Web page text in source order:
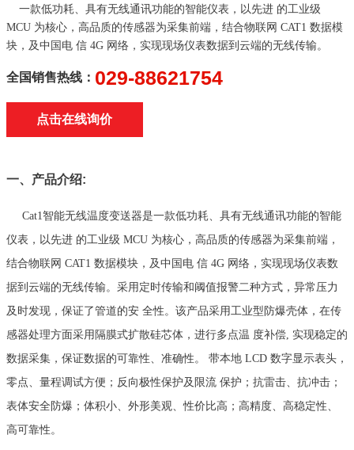
一款低功耗、具有无线通讯功能的智能仪表，以先进 的工业级
MCU 为核心，高品质的传感器为采集前端，结合物联网 CAT1 数据模
块，及中国电 信 4G 网络，实现现场仪表数据到云端的无线传输。
全国销售热线： 029-88621754
点击在线询价
一、产品介绍:
Cat1智能无线温度变送器是一款低功耗、具有无线通讯功能的智能
仪表，以先进 的工业级 MCU 为核心，高品质的传感器为采集前端，
结合物联网 CAT1 数据模块，及中国电 信 4G 网络，实现现场仪表数
据到云端的无线传输。采用定时传输和阈值报警二种方式，异常压力
及时发现，保证了管道的安 全性。该产品采用工业型防爆壳体，在传
感器处理方面采用隔膜式扩散硅芯体，进行多点温 度补偿, 实现稳定的
数据采集，保证数据的可靠性、准确性。 带本地 LCD 数字显示表头，
零点、量程调试方便；反向极性保护及限流 保护；抗雷击、抗冲击；
表体安全防爆；体积小、外形美观、性价比高；高精度、高稳定性、
高可靠性。